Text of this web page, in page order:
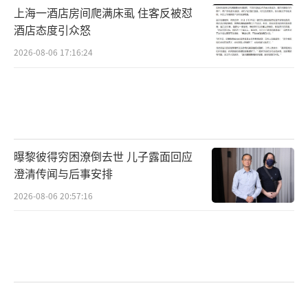
上海一酒店房间爬满床虱 住客反被怼
酒店态度引众怒
2026-08-06 17:16:24
曝黎彼得穷困潦倒去世 儿子露面回应
澄清传闻与后事安排
2026-08-06 20:57:16